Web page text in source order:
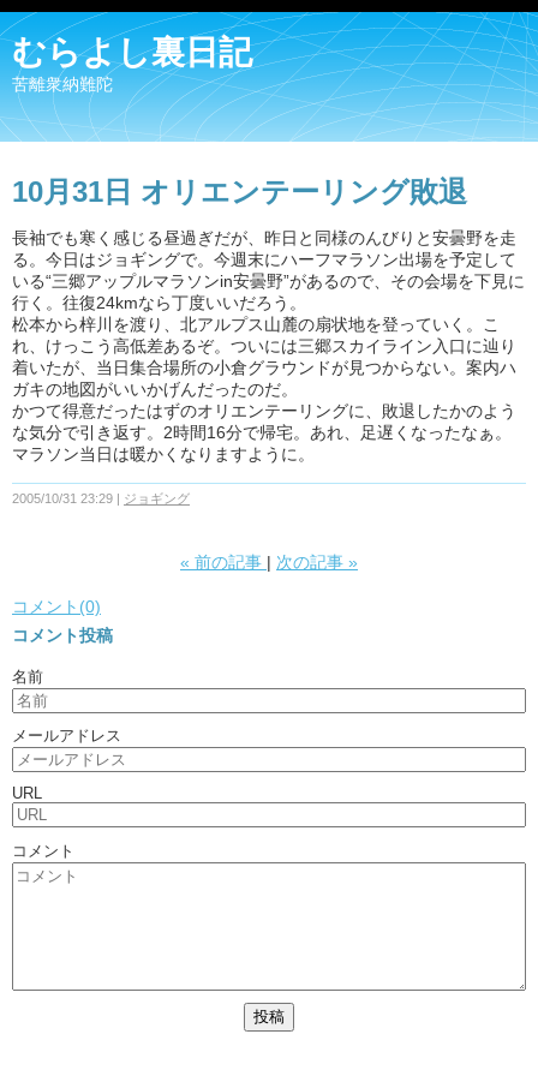
むらよし裏日記
苦離衆納難陀
10月31日 オリエンテーリング敗退
長袖でも寒く感じる昼過ぎだが、昨日と同様のんびりと安曇野を走
る。今日はジョギングで。今週末にハーフマラソン出場を予定して
いる“三郷アップルマラソンin安曇野”があるので、その会場を下見に
行く。往復24kmなら丁度いいだろう。
松本から梓川を渡り、北アルプス山麓の扇状地を登っていく。こ
れ、けっこう高低差あるぞ。ついには三郷スカイライン入口に辿り
着いたが、当日集合場所の小倉グラウンドが見つからない。案内ハ
ガキの地図がいいかげんだったのだ。
かつて得意だったはずのオリエンテーリングに、敗退したかのよう
な気分で引き返す。2時間16分で帰宅。あれ、足遅くなったなぁ。
マラソン当日は暖かくなりますように。
2005/10/31 23:29 ジョギング
« 前の記事 次の記事 »
コメント(0)
コメント投稿
名前
メールアドレス
URL
コメント